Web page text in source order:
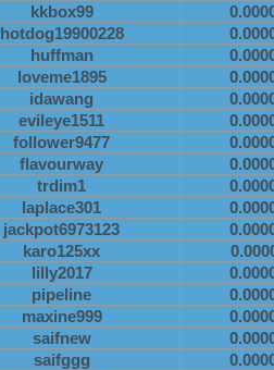
kkbox99
hotdog19900228
huffman
loveme1895
idawang
evileye1511
follower9477
flavourway
trdim1
laplace301
jackpot6973123
karo125xx
lilly2017
pipeline
maxine999
saifnew
saifggg